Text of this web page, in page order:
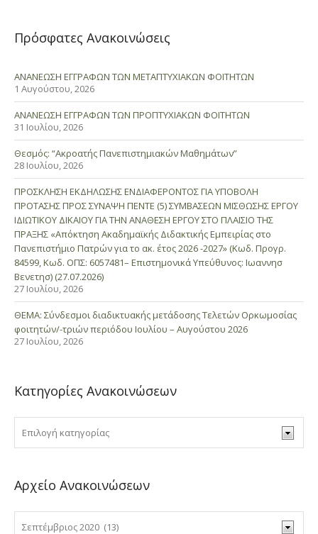
Πρόσφατες Ανακοινώσεις
ΑΝΑΝΕΩΣΗ ΕΓΓΡΑΦΩΝ ΤΩΝ ΜΕΤΑΠΤΥΧΙΑΚΩΝ ΦΟΙΤΗΤΩΝ
1 Αυγούστου, 2026
ΑΝΑΝΕΩΣΗ ΕΓΓΡΑΦΩΝ ΤΩΝ ΠΡΟΠΤΥΧΙΑΚΩΝ ΦΟΙΤΗΤΩΝ
31 Ιουλίου, 2026
Θεσμός: “Ακροατής Πανεπιστημιακών Μαθημάτων”
28 Ιουλίου, 2026
ΠΡΟΣΚΛΗΣΗ ΕΚΔΗΛΩΣΗΣ ΕΝΔΙΑΦΕΡΟΝΤΟΣ ΓΙΑ ΥΠΟΒΟΛΗ
ΠΡΟΤΑΣΗΣ ΠΡΟΣ ΣΥΝΑΨΗ ΠΕΝΤΕ (5) ΣΥΜΒΑΣΕΩΝ ΜΙΣΘΩΣΗΣ ΕΡΓΟΥ
ΙΔΙΩΤΙΚΟΥ ΔΙΚΑΙΟΥ ΓΙΑ ΤΗΝ ΑΝΑΘΕΣΗ ΕΡΓΟΥ ΣΤΟ ΠΛΑΙΣΙΟ ΤΗΣ
ΠΡΑΞΗΣ «Απόκτηση Ακαδημαϊκής Διδακτικής Εμπειρίας στο
Πανεπιστήμιο Πατρών για το ακ. έτος 2026 -2027» (Κωδ. Προγρ.
84599, Κωδ. ΟΠΣ: 6057481– Επιστημονικά Υπεύθυνος: Ιωαννησ
Βενετησ) (27.07.2026)
27 Ιουλίου, 2026
ΘΕΜΑ: Σύνδεσμοι διαδικτυακής μετάδοσης Τελετών Ορκωμοσίας
φοιτητών/-τριών περιόδου Ιουλίου – Αυγούστου 2026
27 Ιουλίου, 2026
Κατηγορίες Ανακοινώσεων
Αρχείο Ανακοινώσεων